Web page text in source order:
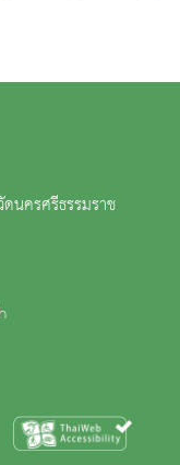
นครศรีธรรมราช